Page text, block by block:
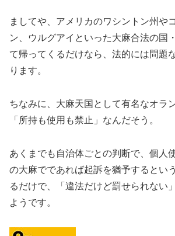
ましてや、アメリカのワシントン州や
ン、ウルグアイといった大麻合法の国
て帰ってくるだけなら、法的には問題
ります。
ちなみに、大麻天国として有名なオラ
「所持も使用も禁止」なんだそう。
あくまでも自治体ごとの判断で、個人
の大麻でであれば起訴を猶予するとい
るだけで、「違法だけど罰せられない
ようです。